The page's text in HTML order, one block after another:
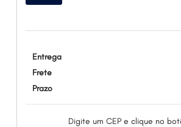
Entrega
Frete
Prazo
Digite um CEP e clique no